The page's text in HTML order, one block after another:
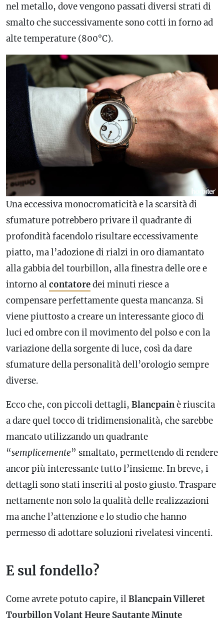
nel metallo, dove vengono passati diversi strati di
smalto che successivamente sono cotti in forno ad
alte temperature (800°C).
Una eccessiva monocromaticità e la scarsità di
sfumature potrebbero privare il quadrante di
profondità facendolo risultare eccessivamente
piatto, ma l’adozione di rialzi in oro diamantato
alla gabbiadel tourbillon, alla finestra delle ore e
intorno alcontatoredei minuti riesce a
compensare perfettamente questa mancanza. Si
viene piuttosto a creare un interessante gioco di
luci ed ombre con il movimento del polso e con la
variazione della sorgente di luce, così da dare
sfumature della personalità dell’orologio sempre
diverse.
Ecco che, con piccoli dettagli, Blancpainè riuscita
a dare quel tocco di tridimensionalità, che sarebbe
mancato utilizzando un quadrante
“semplicemente” smaltato, permettendo di rendere
ancor più interessante tutto l’insieme. In breve, i
dettagli sono stati inseriti al posto giusto. Traspare
nettamente non solo la qualità delle realizzazioni
ma anche l’attenzione e lo studio che hanno
permesso di adottare soluzioni rivelatesi vincenti.
E sul fondello?
Come avrete potuto capire, ilBlancpain Villeret
Tourbillon Volant Heure Sautante Minute